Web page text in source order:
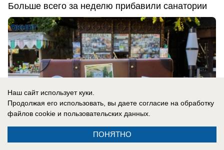
Больше всего за неделю прибавили санатории
Наш сайт использует куки.
Продолжая его использовать, вы даете согласие на обработку
файлов cookie и пользовательских данных.
ПОНЯТНО